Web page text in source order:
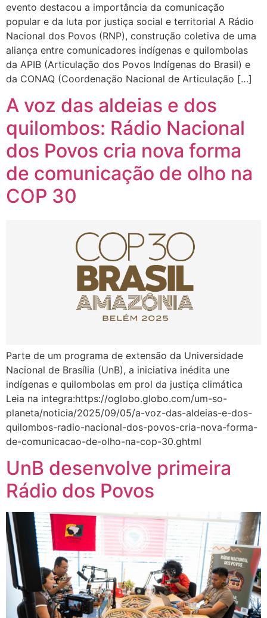
evento destacou a importância da comunicação
popular e da luta por justiça social e territorial A Rádio
Nacional dos Povos (RNP), construção coletiva de uma
aliança entre comunicadores indígenas e quilombolas
da APIB (Articulação dos Povos Indígenas do Brasil) e
da CONAQ (Coordenação Nacional de Articulação […]
A voz das aldeias e dos
quilombos: Rádio Nacional
dos Povos cria nova forma
de comunicação de olho na
COP 30
Parte de um programa de extensão da Universidade
Nacional de Brasília (UnB), a iniciativa inédita une
indígenas e quilombolas em prol da justiça climática
Leia na integra:https://oglobo.globo.com/um-so-
planeta/noticia/2025/09/05/a-voz-das-aldeias-e-dos-
quilombos-radio-nacional-dos-povos-cria-nova-forma-
de-comunicacao-de-olho-na-cop-30.ghtml
UnB desenvolve primeira
Rádio dos Povos